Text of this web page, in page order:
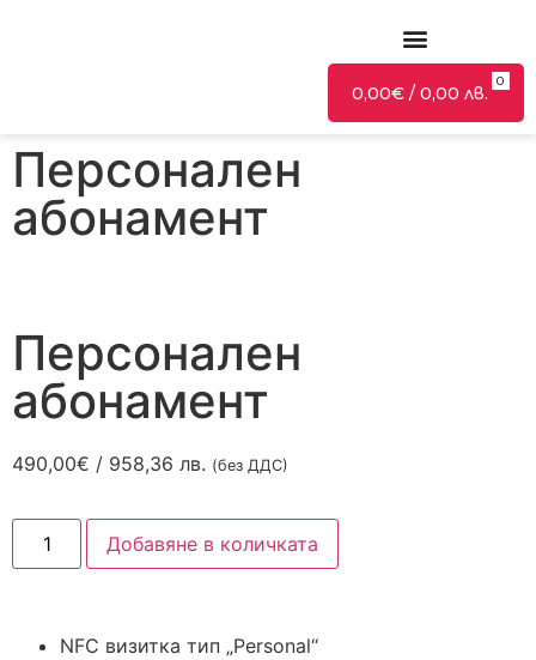
0
0,00€ / 0,00 лв.
Персонален
абонамент
Персонален
абонамент
490,00€ / 958,36 лв. (без ДДС)
Добавяне в количката
NFC визитка тип „Personal“